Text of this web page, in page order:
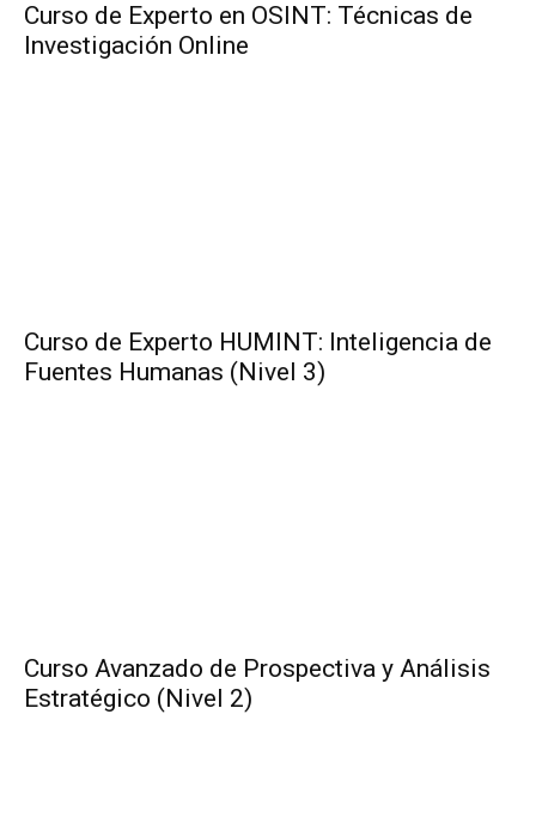
Curso de Experto en OSINT: Técnicas de
Investigación Online
Curso de Experto HUMINT: Inteligencia de
Fuentes Humanas (Nivel 3)
Curso Avanzado de Prospectiva y Análisis
Estratégico (Nivel 2)